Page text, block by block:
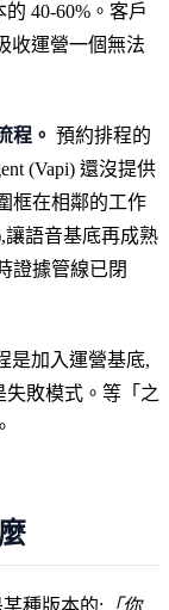
40-60%。客戶
收運營一個無法
程。 預約排程的
(Vapi) 還沒提供
框在相鄰的工作
讓語音基底再成熟
證據管線已閉
是加入運營基底,
敗模式。等「之
種版本的: 「你